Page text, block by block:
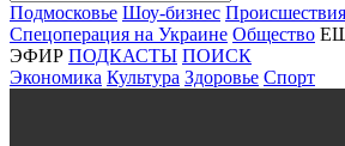
Подмосковье Шоу-бизнес Происшествия
Спецоперация на Украине Общество
ЭФИР ПОДКАСТЫ ПОИСК
Экономика Культура Здоровье Спорт